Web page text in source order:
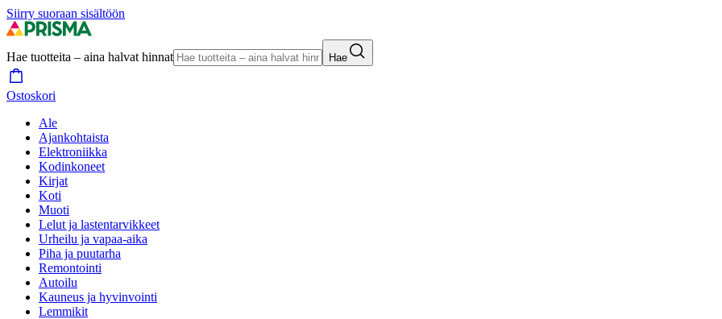
Siirry suoraan sisältöön
Hae tuotteita – aina halvat hinnat Hae
Ostoskori
Ale
Ajankohtaista
Elektroniikka
Kodinkoneet
Kirjat
Koti
Muoti
Lelut ja lastentarvikkeet
Urheilu ja vapaa-aika
Piha ja puutarha
Remontointi
Autoilu
Kauneus ja hyvinvointi
Lemmikit